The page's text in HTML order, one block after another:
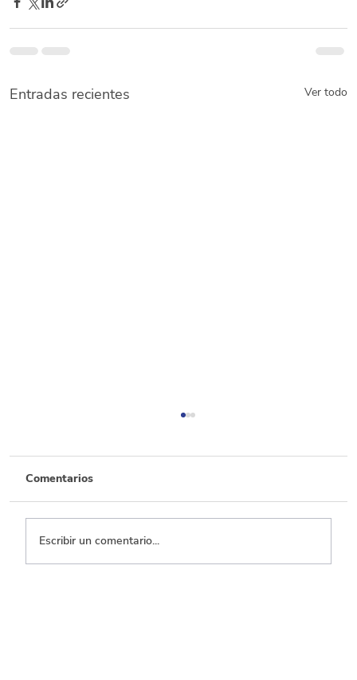
Entradas recientes Ver todo
Comentarios
Escribir un comentario...